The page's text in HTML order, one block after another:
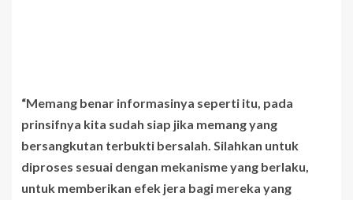
“Memang benar informasinya seperti itu, pada
prinsifnya kita sudah siap jika memang yang
bersangkutan terbukti bersalah. Silahkan untuk
diproses sesuai dengan mekanisme yang berlaku,
untuk memberikan efek jera bagi mereka yang